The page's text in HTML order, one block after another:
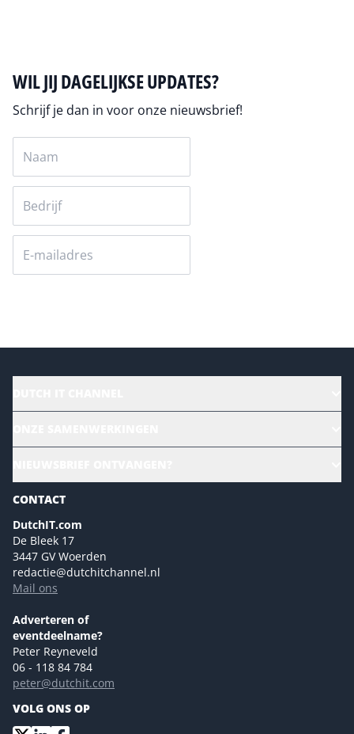
WIL JIJ DAGELIJKSE UPDATES?
Schrijf je dan in voor onze nieuwsbrief!
Magazines
Marketingmogelijkheden 2026
Eventmogelijkheden 2026
Advertising opportunities 2026 ENG
Event opportunities 2026 ENG
NL Digital
Versturen
CONTACT
DutchIT.com
De Bleek 17
3447 GV Woerden
redactie@dutchitchannel.nl
Mail ons
Adverteren of
eventdeelname?
Peter Reyneveld
06 - 118 84 784
peter@dutchit.com
VOLG ONS OP